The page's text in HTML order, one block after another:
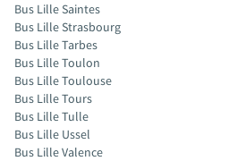
Bus Lille Saintes
Bus Lille Strasbourg
Bus Lille Tarbes
Bus Lille Toulon
Bus Lille Toulouse
Bus Lille Tours
Bus Lille Tulle
Bus Lille Ussel
Bus Lille Valence